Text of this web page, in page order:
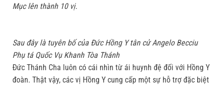
Mục lên thành 10 vị.
Sau đây là tuyên bố của Đức Hồng Y tân cử Angelo Becciu
Phụ tá Quốc Vụ Khanh Tòa Thánh
Đức Thánh Cha luôn có cái nhìn từ ái huynh đệ đối với Hồng Y
đoàn. Thật vậy, các vị Hồng Y cung cấp một sự hỗ trợ đặc biệt